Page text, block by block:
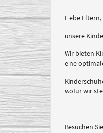
Liebe Eltern,
unsere
Wir bieten
eine
wofür wir
Besuchen